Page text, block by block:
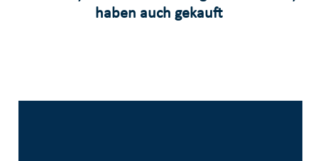
haben auch gekauft